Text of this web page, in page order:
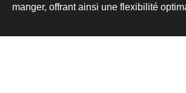
manger, offrant ainsi une flexibilité